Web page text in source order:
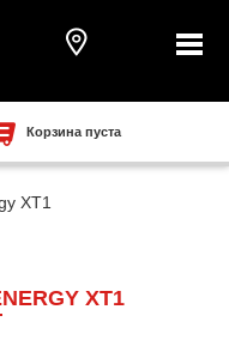
Корзина пуста
XT1
XT1